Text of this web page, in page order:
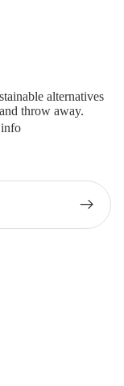
alternatives
throw away.